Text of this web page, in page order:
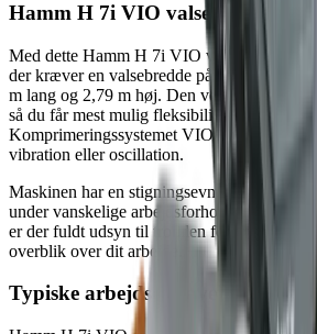
Hamm H 7i VIO valsetog
Med dette Hamm H 7i VIO valsetog er du
der kræver en valsebredde på 1,68 m.
m lang og 2,79 m høj. Den vejer 6,83 tons.
så du får mest mulig fleksibilitet og
Komprimeringssystemet VIO gør, at du
vibration eller oscillation.
Maskinen har en stigningsevne på op til
under vanskelige arbejdsforhold og i alle
er der fuldt udsyn til tromlen foran, så du
overblik over dit arbejde.
Typiske arbejdsopgaver